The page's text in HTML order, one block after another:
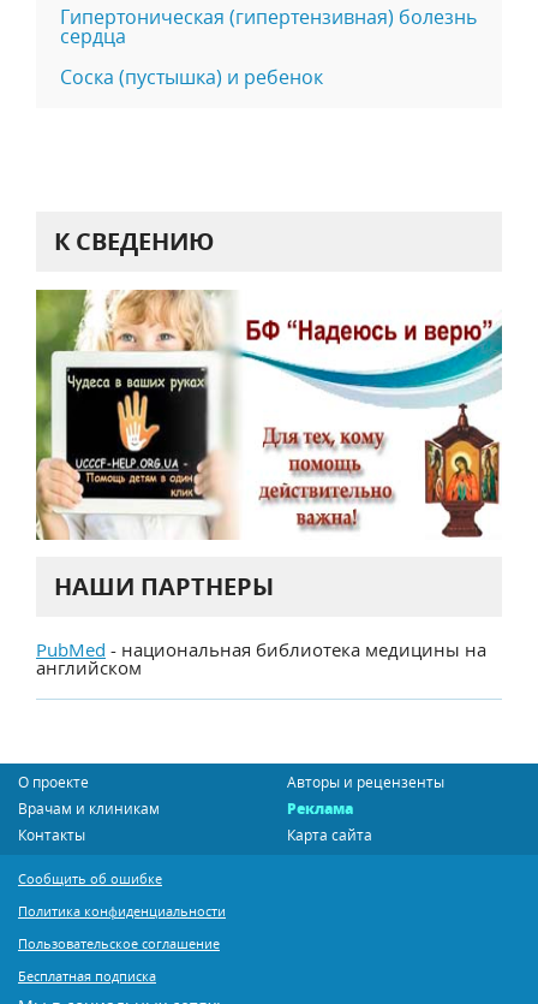
Гипертоническая (гипертензивная) болезнь
сердца
Соска (пустышка) и ребенок
К СВЕДЕНИЮ
НАШИ ПАРТНЕРЫ
PubMed - национальная библиотека медицины на
английском
О проекте
Авторы и рецензенты
Врачам и клиникам
Реклама
Контакты
Карта сайта
Сообщить об ошибке
Политика конфиденциальности
Пользовательское соглашение
Бесплатная подписка